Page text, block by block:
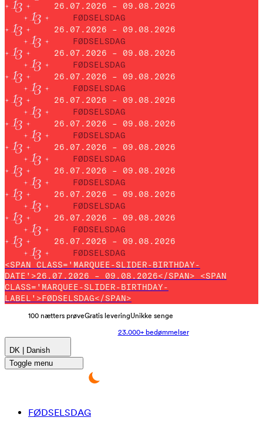
26.07.2026 – 09.08.2026
FØDSELSDAG
26.07.2026 – 09.08.2026
FØDSELSDAG
26.07.2026 – 09.08.2026
FØDSELSDAG
26.07.2026 – 09.08.2026
FØDSELSDAG
26.07.2026 – 09.08.2026
FØDSELSDAG
26.07.2026 – 09.08.2026
FØDSELSDAG
26.07.2026 – 09.08.2026
FØDSELSDAG
26.07.2026 – 09.08.2026
FØDSELSDAG
26.07.2026 – 09.08.2026
FØDSELSDAG
26.07.2026 – 09.08.2026
FØDSELSDAG
26.07.2026 – 09.08.2026
FØDSELSDAG
<SPAN CLASS='MARQUEE-SLIDER-BIRTHDAY-
DATE'>26.07.2026 – 09.08.2026</SPAN> <SPAN
CLASS='MARQUEE-SLIDER-BIRTHDAY-
LABEL'>FØDSELSDAG</SPAN>
100 nætters prøveGratis leveringUnikke senge
23.000+ bedømmelser
DK | Danish
Toggle menu
FØDSELSDAG